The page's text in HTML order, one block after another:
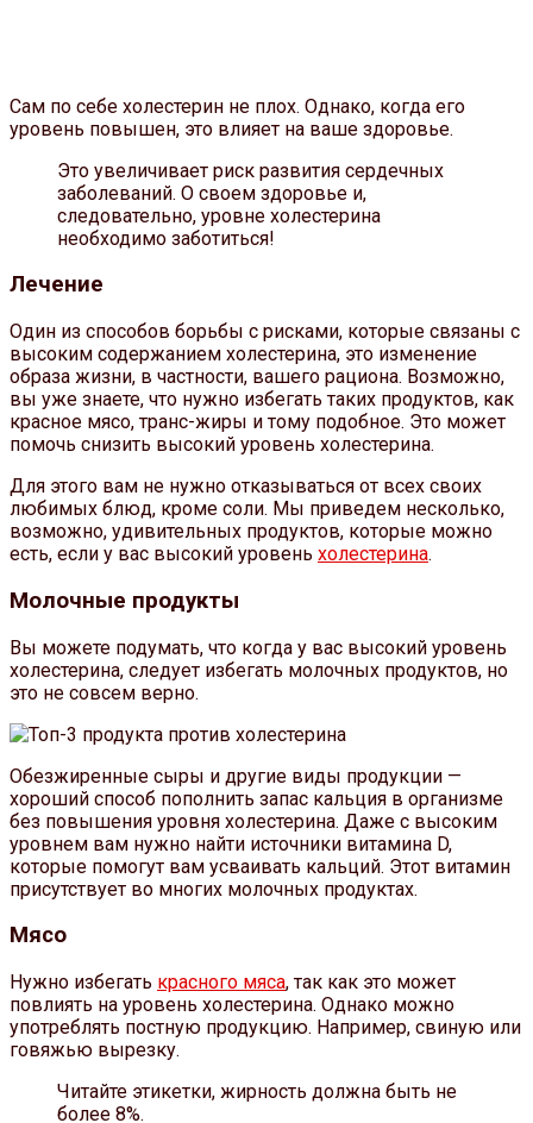
Сам по себе холестерин не плох. Однако, когда его
уровень повышен, это влияет на ваше здоровье.
Это увеличивает риск развития сердечных
заболеваний. О своем здоровье и,
следовательно, уровне холестерина
необходимо заботиться!
Лечение
Один из способов борьбы с рисками, которые связаны с
высоким содержанием холестерина, это изменение
образа жизни, в частности, вашего рациона. Возможно,
вы уже знаете, что нужно избегать таких продуктов, как
красное мясо, транс-жиры и тому подобное. Это может
помочь снизить высокий уровень холестерина.
Для этого вам не нужно отказываться от всех своих
любимых блюд, кроме соли. Мы приведем несколько,
возможно, удивительных продуктов, которые можно
есть, если у вас высокий уровень холестерина.
Молочные продукты
Вы можете подумать, что когда у вас высокий уровень
холестерина, следует избегать молочных продуктов, но
это не совсем верно.
Обезжиренные сыры и другие виды продукции —
хороший способ пополнить запас кальция в организме
без повышения уровня холестерина. Даже с высоким
уровнем вам нужно найти источники витамина D,
которые помогут вам усваивать кальций. Этот витамин
присутствует во многих молочных продуктах.
Мясо
Нужно избегать красного мяса, так как это может
повлиять на уровень холестерина. Однако можно
употреблять постную продукцию. Например, свиную или
говяжью вырезку.
Читайте этикетки, жирность должна быть не
более 8%.